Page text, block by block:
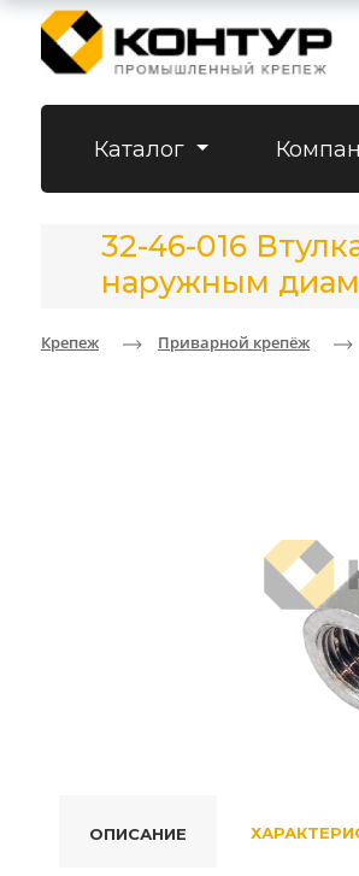
Каталог
32-46-016
наружным
Крепеж Приварной крепёж
ОПИСАНИЕ